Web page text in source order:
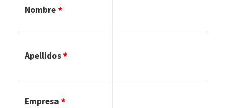
Nombre
Apellidos
Empresa